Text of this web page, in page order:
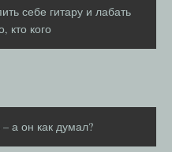
себе гитару и лабать
кто кого
а он как думал?